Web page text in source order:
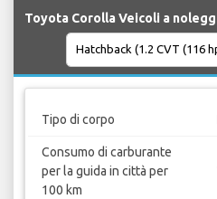
Toyota Corolla Veicoli a
Tipo di corpo
Consumo di carburante
per la guida in città per
100 km